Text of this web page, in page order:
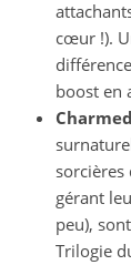
cœur !).
boost en
sorcières
gérant
peu),
Trilogie